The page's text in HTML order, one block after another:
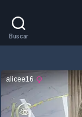
Buscar